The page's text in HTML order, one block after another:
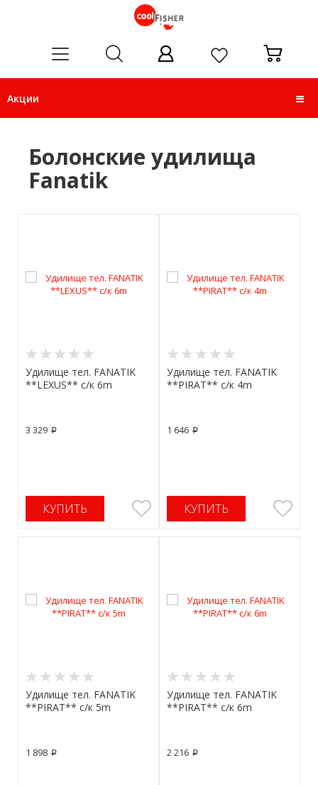
Акции
Болонские удилища
Fanatik
Удилище тел. FANATIK
**LEXUS** с/к 6m
3 329 p
КУПИТЬ
Удилище тел. FANATIK
**PIRAT** с/к 4m
1 646 p
КУПИТЬ
Удилище тел. FANATIK
**PIRAT** с/к 5m
1 898 p
Удилище тел. FANATIK
**PIRAT** с/к 6m
2 216 p